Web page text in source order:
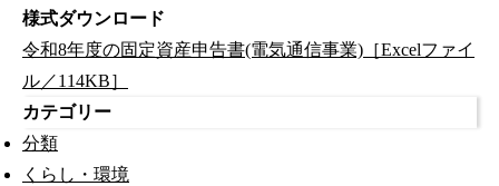
様式ダウンロード
令和8年度の固定資産申告書(電気通信事業)［Excelファイ
ル／114KB］
カテゴリー
分類
くらし・環境